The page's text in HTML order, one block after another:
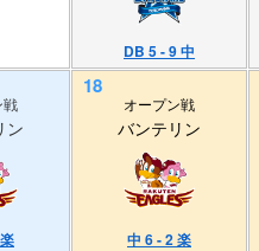
DB 5 - 9 中
戦
ン
18
オープン戦
バンテリン
中 6 - 2 楽